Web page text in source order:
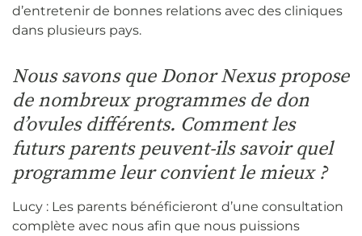
d’entretenir de bonnes relations avec des cliniques
dans plusieurs pays.
Nous savons que Donor Nexus propose
de nombreux programmes de don
d’ovules différents. Comment les
futurs parents peuvent-ils savoir quel
programme leur convient le mieux ?
Lucy : Les parents bénéficieront d’une consultation
complète avec nous afin que nous puissions